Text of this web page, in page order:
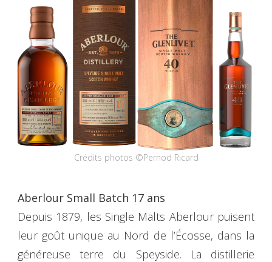
Crédits photos ©Pernod Ricard
Aberlour Small Batch 17 ans
Depuis 1879, les Single Malts Aberlour puisent
leur goût unique au Nord de l’Écosse, dans la
généreuse terre du Speyside. La distillerie